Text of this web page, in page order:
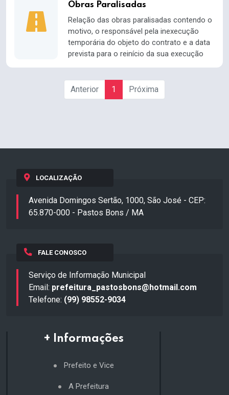
Obras Paralisadas
Relação das obras paralisadas contendo o
motivo, o responsável pela inexecução
temporária do objeto do contrato e a data
prevista para o reinício da sua execução
Anterior 1 Próxima
LOCALIZAÇÃO
Avenida Domingos Sertão, 1000, São José - CEP:
65.870-000 - Pastos Bons / MA
FALE CONOSCO
Serviço de Informação Municipal
Email: prefeitura_pastosbons@hotmail.com
Telefone: (99) 98552-9034
+ Informações
Prefeito e Vice
A Prefeitura